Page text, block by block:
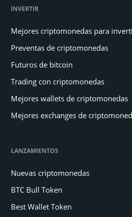
INVERTIR
Mejores criptomonedas para
Preventas de criptomonedas
Futuros de bitcoin
Trading con criptomonedas
Mejores wallets de criptomonedas
Mejores exchanges de
LANZAMIENTOS
Nuevas criptomonedas
BTC Bull Token
Best Wallet Token